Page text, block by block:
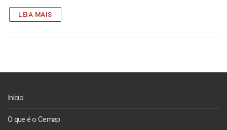
LEIA MAIS
Início
O que é o Cemap